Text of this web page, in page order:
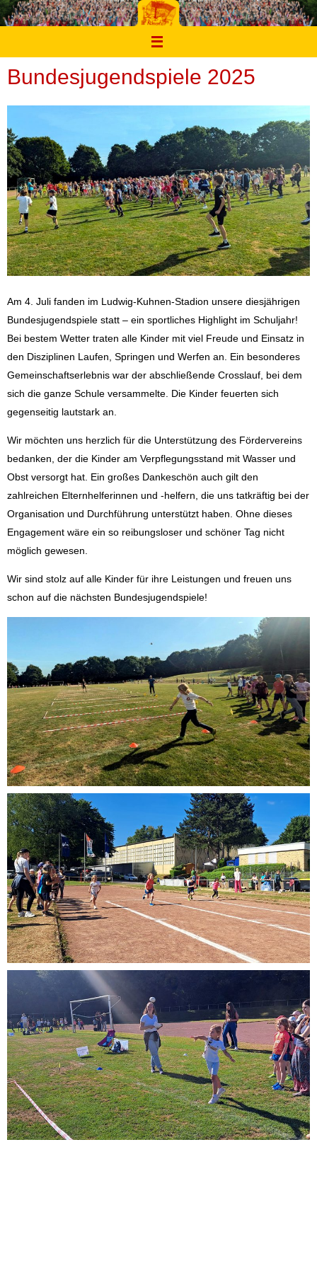
Zum
Inhalt
Bundesjugendspiele 2025
Am 4. Juli fanden im Ludwig-Kuhnen-Stadion unsere diesjährigen
Bundesjugendspiele statt – ein sportliches Highlight im Schuljahr!
Bei bestem Wetter traten alle Kinder mit viel Freude und Einsatz in
den Disziplinen Laufen, Springen und Werfen an. Ein besonderes
Gemeinschaftserlebnis war der abschließende Crosslauf, bei dem
sich die ganze Schule versammelte. Die Kinder feuerten sich
gegenseitig lautstark an.
Wir möchten uns herzlich für die Unterstützung des Fördervereins
bedanken, der die Kinder am Verpflegungsstand mit Wasser und
Obst versorgt hat. Ein großes Dankeschön auch gilt den
zahlreichen Elternhelferinnen und -helfern, die uns tatkräftig bei der
Organisation und Durchführung unterstützt haben. Ohne dieses
Engagement wäre ein so reibungsloser und schöner Tag nicht
möglich gewesen.
Wir sind stolz auf alle Kinder für ihre Leistungen und freuen uns
schon auf die nächsten Bundesjugendspiele!